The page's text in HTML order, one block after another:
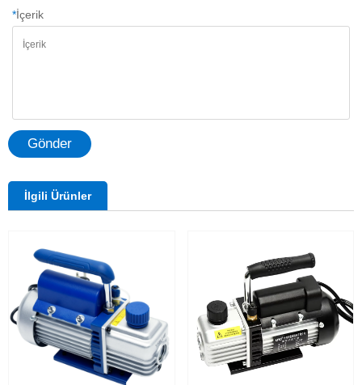
*İçerik
Gönder
İlgili Ürünler